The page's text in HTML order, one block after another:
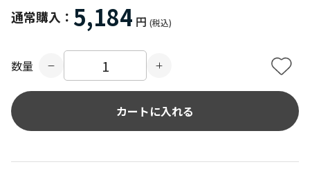
通常購入： 5,184 円 (税込)
数量
カートに入れる